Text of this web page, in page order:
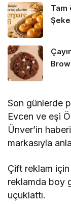
Tam
Son günlerde
Evcen ve eşi
Ünver’in
markasıyla
Çift reklam
reklamda boy
uçuklattı.